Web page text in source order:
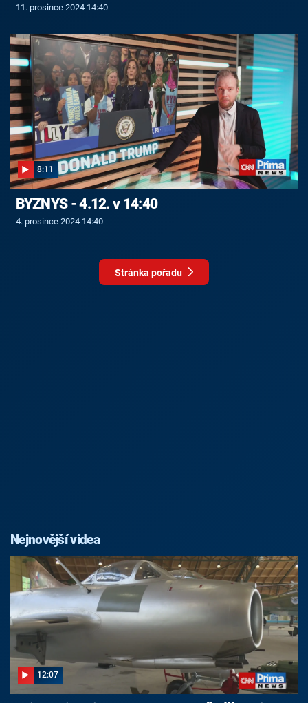
11. prosince 2024 14:40
8:11
BYZNYS - 4.12. v 14:40
4. prosince 2024 14:40
Stránka pořadu
Nejnovější videa
12:07